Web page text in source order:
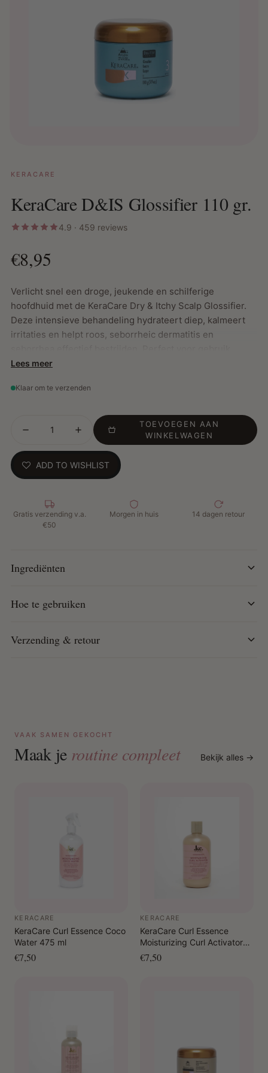
KERACARE
KeraCare D&IS Glossifier 110 gr.
4.9 · 459 reviews
€8,95
Verlicht snel een droge, jeukende en schilferige
hoofdhuid met de KeraCare Dry & Itchy Scalp Glossifier.
Deze intensieve behandeling hydrateert diep, kalmeert
irritaties en helpt roos, seborrheic dermatitis en
tijdens koude seizoenen of wanneer de hoofdhuid extra
Belangrijkste Kenmerken:
Bevat doordringende verzachtende bestanddelen en
actieve ingrediënten
Kalmeert jeuk en hydrateert de droge hoofdhuid
terugkomen
Zacht genoeg voor dagelijks gebruik
Cruelty-free, vegan, vrij van parabenen, PEG, ftalaten
Hoe te gebruiken:
de vingertoppen.
Gebruik minstens twee keer per week of dagelijks
Lees meer
Klaar om te verzenden
TOEVOEGEN AAN
WINKELWAGEN
ADD TO WISHLIST
Gratis verzending v.a.
€50
Morgen in huis 14 dagen retour
Ingrediënten
Hoe te gebruiken
Verzending & retour
VAAK SAMEN GEKOCHT
Maak je routine compleet Bekijk alles →
KERACARE
KeraCare Curl Essence Coco
Water 475 ml
€7,50
KERACARE
KeraCare Curl Essence
Moisturizing Curl Activator
355 ml
€7,50